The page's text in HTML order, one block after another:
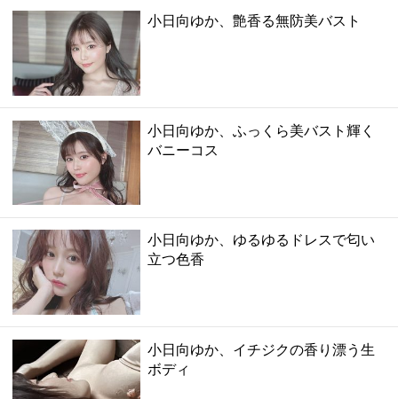
小日向ゆか、艶香る無防美バスト
小日向ゆか、ふっくら美バスト輝く
バニーコス
小日向ゆか、ゆるゆるドレスで匂い
立つ色香
小日向ゆか、イチジクの香り漂う生
ボディ